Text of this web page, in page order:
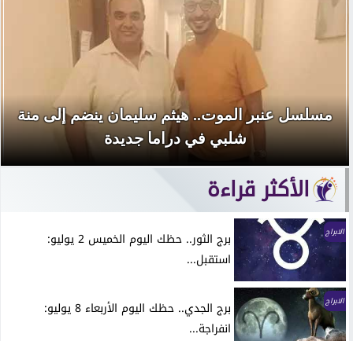
مسلسل عنبر الموت.. هيثم سليمان ينضم إلى منة
شلبي في دراما جديدة
الأكثر قراءة
الابراج
برج الثور.. حظك اليوم الخميس 2 يوليو:
استقبل...
الابراج
برج الجدي.. حظك اليوم الأربعاء 8 يوليو:
انفراجة...